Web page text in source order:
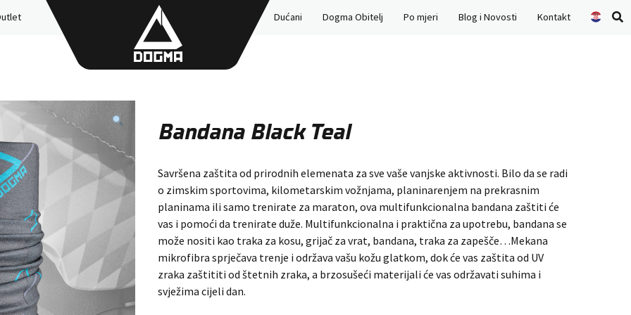
Dućani Dogma Obitelj Po mjeri Blog i Novosti Kontakt
Bandana Black Teal
Savršena zaštita od prirodnih elemenata za sve vaše vanjske aktivnosti. Bilo da se radi
o zimskim sportovima, kilometarskim vožnjama, planinarenjem na prekrasnim
planinama ili samo trenirate za maraton, ova multifunkcionalna bandana zaštiti će
vas i pomoći da trenirate duže. Multifunkcionalna i praktična za upotrebu, bandana se
može nositi kao traka za kosu, grijač za vrat, bandana, traka za zapešče…Mekana
mikrofibra sprječava trenje i održava vašu kožu glatkom, dok će vas zaštita od UV
zraka zaštititi od štetnih zraka, a brzosušeći materijali će vas održavati suhima i
svježima cijeli dan.